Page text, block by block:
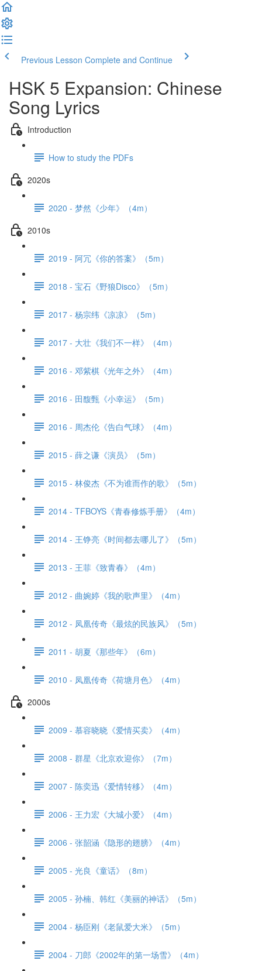
Previous Lesson Complete and Continue
HSK 5 Expansion: Chinese
Song Lyrics
Introduction
How to study the PDFs
2020s
2020 - 梦然《少年》（4m）
2010s
2019 - 阿冗《你的答案》（5m）
2018 - 宝石《野狼Disco》（5m）
2017 - 杨宗纬《凉凉》（5m）
2017 - 大壮《我们不一样》（4m）
2016 - 邓紫棋《光年之外》（4m）
2016 - 田馥甄《小幸运》（5m）
2016 - 周杰伦《告白气球》（4m）
2015 - 薛之谦《演员》（5m）
2015 - 林俊杰《不为谁而作的歌》（5m）
2014 - TFBOYS《青春修炼手册》（4m）
2014 - 王铮亮《时间都去哪儿了》（5m）
2013 - 王菲《致青春》（4m）
2012 - 曲婉婷《我的歌声里》（4m）
2012 - 凤凰传奇《最炫的民族风》（5m）
2011 - 胡夏《那些年》（6m）
2010 - 凤凰传奇《荷塘月色》（4m）
2000s
2009 - 慕容晓晓《爱情买卖》（4m）
2008 - 群星《北京欢迎你》（7m）
2007 - 陈奕迅《爱情转移》（4m）
2006 - 王力宏《大城小爱》（4m）
2006 - 张韶涵《隐形的翅膀》（4m）
2005 - 光良《童话》（8m）
2005 - 孙楠、韩红《美丽的神话》（5m）
2004 - 杨臣刚《老鼠爱大米》（5m）
2004 - 刀郎《2002年的第一场雪》（4m）